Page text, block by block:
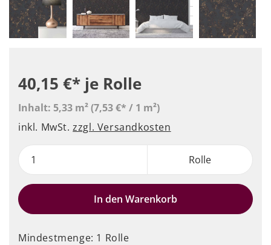
40,15 €* je Rolle
Inhalt: 5,33 m²(7,53 €* / 1 m²)
inkl. MwSt.zzgl. Versandkosten
Rolle
In den Warenkorb
Mindestmenge: 1 Rolle